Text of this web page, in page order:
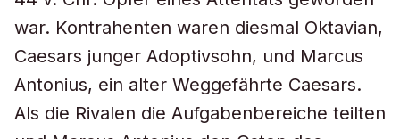
war. Kontrahenten waren diesmal Oktavian,
Caesars junger Adoptivsohn, und Marcus
Antonius, ein alter Weggefährte Caesars.
Als die Rivalen die Aufgabenbereiche teilten